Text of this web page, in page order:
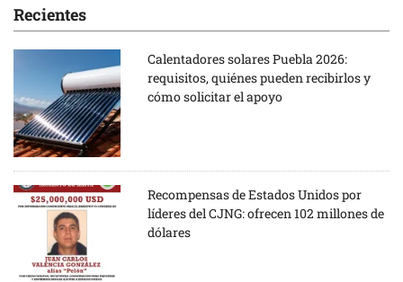
Recientes
Calentadores solares Puebla 2026:
requisitos, quiénes pueden recibirlos y
cómo solicitar el apoyo
Recompensas de Estados Unidos por
líderes del CJNG: ofrecen 102 millones de
dólares